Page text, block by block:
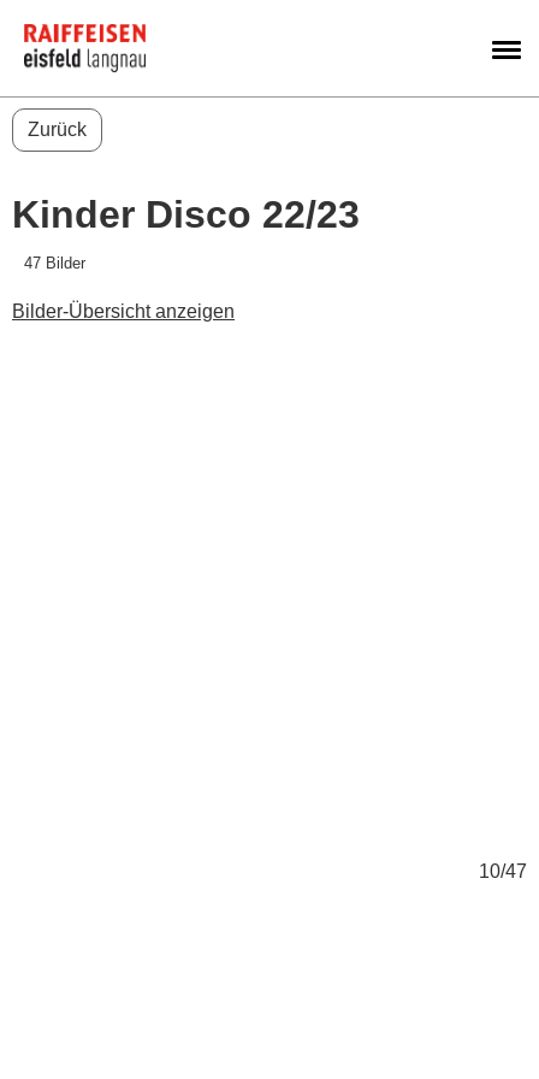
Zurück
Kinder Disco 22/23
47 Bilder
Bilder-Übersicht anzeigen
10/47